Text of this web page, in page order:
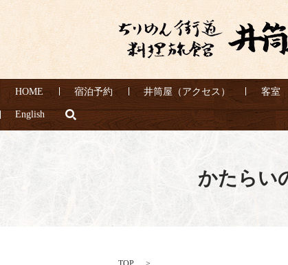
HOME 宿泊予約 井筒屋（アクセス） 客室
English
かたらい